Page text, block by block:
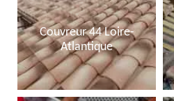
Couvreur 44 Loire-
Atlantique